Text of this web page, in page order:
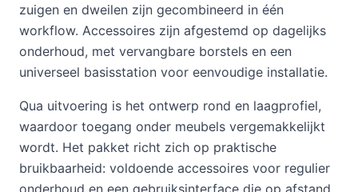
zuigen en dweilen zijn gecombineerd in één
workflow. Accessoires zijn afgestemd op dagelijks
onderhoud, met vervangbare borstels en een
universeel basisstation voor eenvoudige installatie.
Qua uitvoering is het ontwerp rond en laagprofiel,
waardoor toegang onder meubels vergemakkelijkt
wordt. Het pakket richt zich op praktische
bruikbaarheid: voldoende accessoires voor regulier